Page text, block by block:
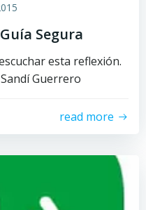
Segura
esta reflexión.
Guerrero
read more